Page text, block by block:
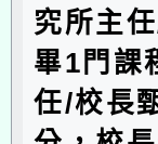
究所主
畢1門課
任/校長